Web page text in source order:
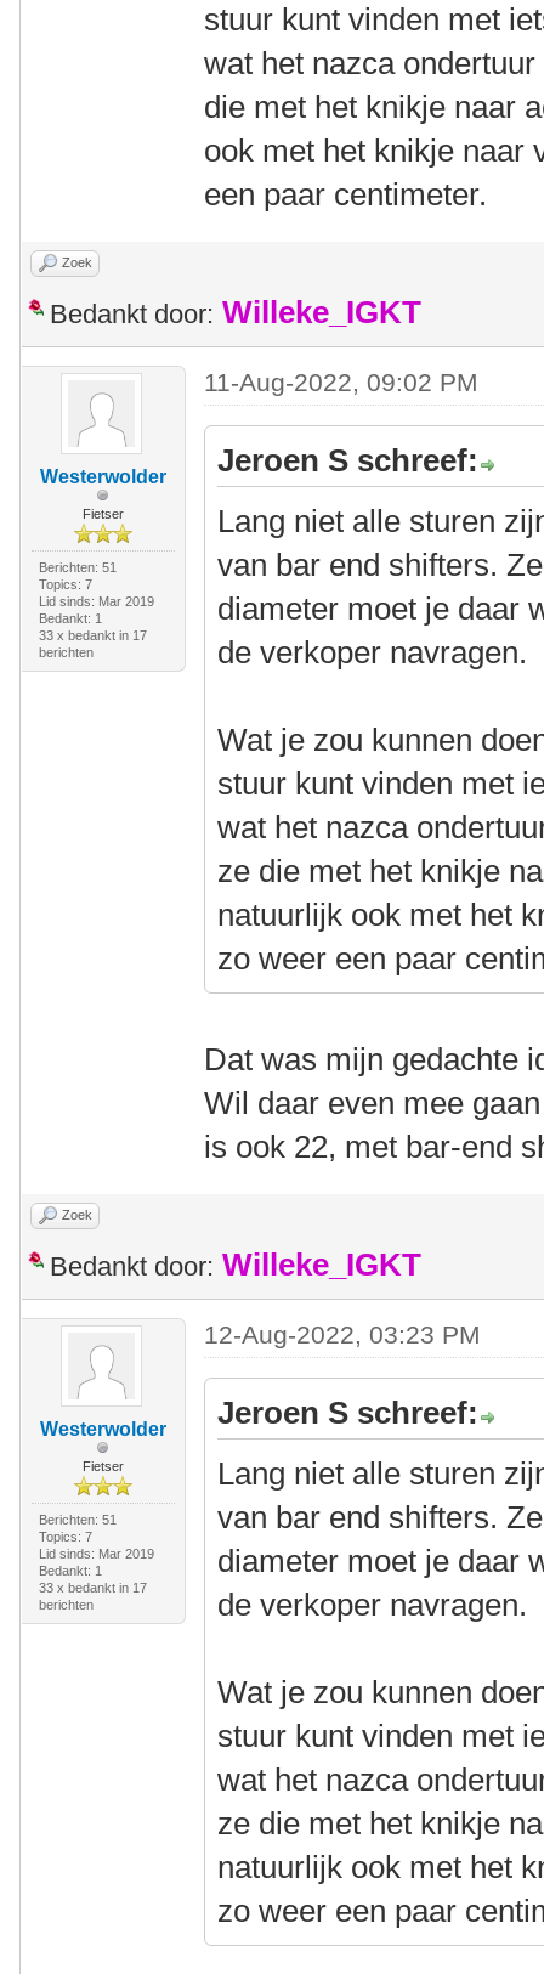
stuur kunt vinden met
wat het nazca
die met het knikje naar
ook met het knikje naar
een paar centimeter.
Zoek
Bedankt door: Willeke_IGKT
Westerwolder
Fietser
Berichten: 51
Topics: 7
Lid sinds: Mar 2019
Bedankt: 1
33 x bedankt in 17
berichten
11-Aug-2022, 09:02 PM
Jeroen S schreef:
Lang niet alle sturen
van bar end shifters.
diameter moet je daar
de verkoper navragen.
Wat je zou kunnen
stuur kunt vinden met
wat het nazca
ze die met het knikje
natuurlijk ook met het
zo weer een paar
Dat was mijn gedachte
Wil daar even mee
is ook 22, met bar-end
Zoek
Bedankt door: Willeke_IGKT
Westerwolder
Fietser
Berichten: 51
Topics: 7
Lid sinds: Mar 2019
Bedankt: 1
33 x bedankt in 17
berichten
12-Aug-2022, 03:23 PM
Jeroen S schreef:
Lang niet alle sturen
van bar end shifters.
diameter moet je daar
de verkoper navragen.
Wat je zou kunnen
stuur kunt vinden met
wat het nazca
ze die met het knikje
natuurlijk ook met het
zo weer een paar